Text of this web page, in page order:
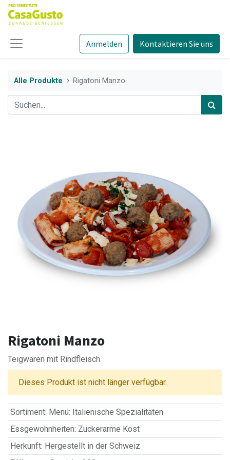
Anmelden Kontaktieren Sie uns
Alle Produkte Rigatoni Manzo
Rigatoni Manzo
Teigwaren mit Rindfleisch
Dieses Produkt ist nicht länger verfügbar.
Sortiment: Menü: Italienische Spezialitäten
Essgewohnheiten: Zuckerarme Kost
Herkunft: Hergestellt in der Schweiz